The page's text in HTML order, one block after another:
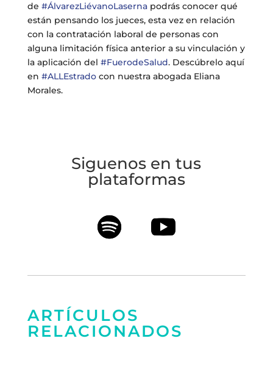
de #ÁlvarezLiévanoLasernapodrás conocer qué
están pensando los jueces, esta vez en relación
con la contratación laboral de personas con
alguna limitación física anterior a su vinculación y
la aplicación del #FuerodeSalud. Descúbrelo aquí
en #ALLEstradocon nuestra abogada Eliana
Morales.
Siguenos en tus
plataformas
ARTÍCULOS
RELACIONADOS